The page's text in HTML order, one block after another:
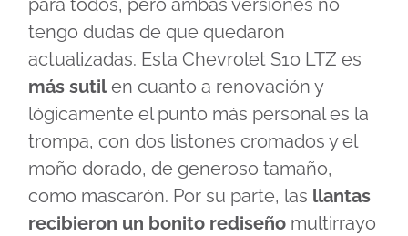
para todos, pero ambas versiones no
tengo dudas de que quedaron
actualizadas. Esta Chevrolet S10 LTZ es
más sutilen cuanto a renovación y
lógicamente el punto más personal es la
trompa, con dos listones cromados y el
moño dorado, de generoso tamaño,
como mascarón. Por su parte, las llantas
recibieron un bonito rediseño multirrayo